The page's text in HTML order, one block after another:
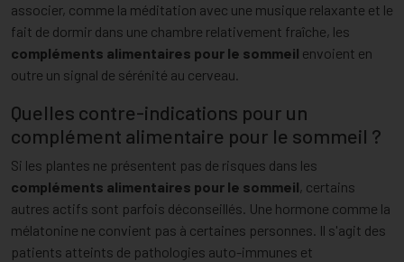
associer, comme la méditation avec une musique relaxante et le
fait de dormir dans une chambre relativement fraîche, les
compléments alimentaires pour le sommeil envoient en
outre un signal de sérénité au cerveau.
Quelles contre-indications pour un
complément alimentaire pour le sommeil ?
Si les plantes ne présentent pas de risques dans les
compléments alimentaires pour le sommeil, certains
autres actifs sont parfois déconseillés. Une hormone comme la
mélatonine ne convient pas à certaines personnes. Il s'agit des
patients atteints de pathologies auto-immunes et